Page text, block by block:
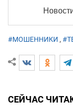
#МОШЕННИКИ ,
СЕЙЧАС